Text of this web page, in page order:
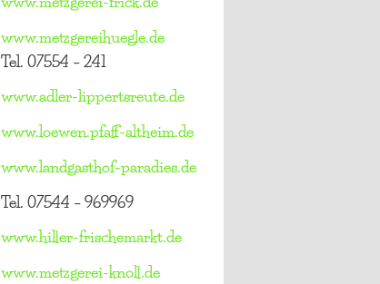
www.metzgereihuegle.de
Tel. 07554 – 241
www.adler-lippertsreute.de
www.loewen.pfaff-altheim.de
www.landgasthof-paradies.de
Tel. 07544 – 969969
www.hiller-frischemarkt.de
www.metzgerei-knoll.de